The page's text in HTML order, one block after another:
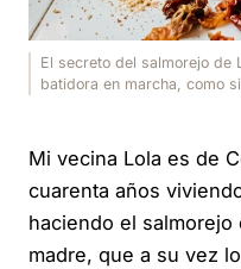
El secreto del salmorejo de
batidora en marcha, como
Mi vecina Lola es de
cuarenta años
haciendo el
madre, que a su vez